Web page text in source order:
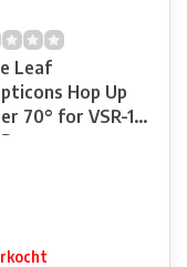
Leaf
Hop Up
70° for VSR-10